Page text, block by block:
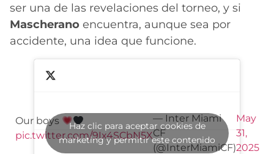
ser una de las revelaciones del torneo, y si
Mascherano encuentra, aunque sea por
accidente, una idea que funcione.
Our boys
pic.twitter.com/9Ix4SCbN5X
— Inter Miami
CF
(@InterMiamiCF)
May
31,
2025
Haz clic para aceptar cookies de
marketing y permitir este contenido